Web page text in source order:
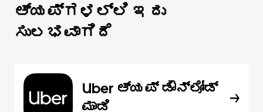
ಆ್ಯಪ್‌‌ಗಳಲ್ಲಿ ಇದು
ಸುಲಭವಾಗಿದೆ
Uber ಆ್ಯಪ್‍ ಡೌನ್‌ಲೋಡ್
ಮಾಡಿ